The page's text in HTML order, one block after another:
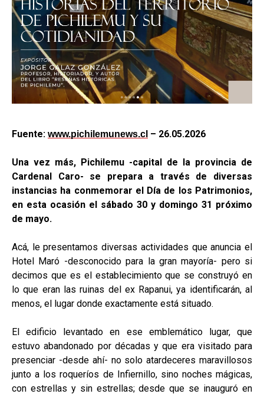
Fuente: www.pichilemunews.cl – 26.05.2026
Una vez más, Pichilemu -capital de la provincia de
Cardenal Caro- se prepara a través de diversas
instancias ha conmemorar el Día de los Patrimonios,
en esta ocasión el sábado 30 y domingo 31 próximo
de mayo.
Acá, le presentamos diversas actividades que anuncia el
Hotel Maró -desconocido para la gran mayoría- pero si
decimos que es el establecimiento que se construyó en
lo que eran las ruinas del ex Rapanui, ya identificarán, al
menos, el lugar donde exactamente está situado.
El edificio levantado en ese emblemático lugar, que
estuvo abandonado por décadas y que era visitado para
presenciar -desde ahí- no solo atardeceres maravillosos
junto a los roqueríos de Infiernillo, sino noches mágicas,
con estrellas y sin estrellas; desde que se inauguró en